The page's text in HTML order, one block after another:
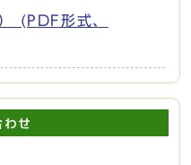
(PDF形式、
わせ